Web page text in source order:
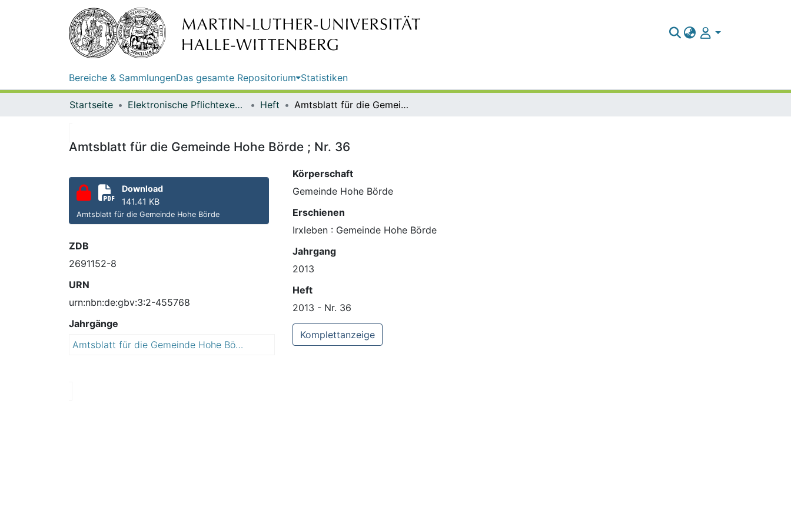
Bereiche & SammlungenDas gesamte Repositorium Statistiken
Startseite Elektronische Pflichtexemplare Heft Amtsblatt für die Gemeinde Hohe Börde ; Nr. 36
Amtsblatt für die Gemeinde Hohe Börde ; Nr. 36
Download
141.41 KB
Amtsblatt für die Gemeinde Hohe Börde
ZDB
2691152-8
URN
urn:nbn:de:gbv:3:2-455768
Jahrgänge
Amtsblatt für die Gemeinde Hohe Börde
Körperschaft
Gemeinde Hohe Börde
Erschienen
Irxleben : Gemeinde Hohe Börde
Jahrgang
2013
Heft
2013 - Nr. 36
Komplettanzeige